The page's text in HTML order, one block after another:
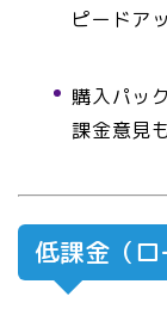
ピードア
購入パッ
課金意見
低課金（